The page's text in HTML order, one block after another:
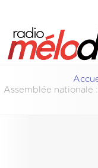
Assemblée nationale